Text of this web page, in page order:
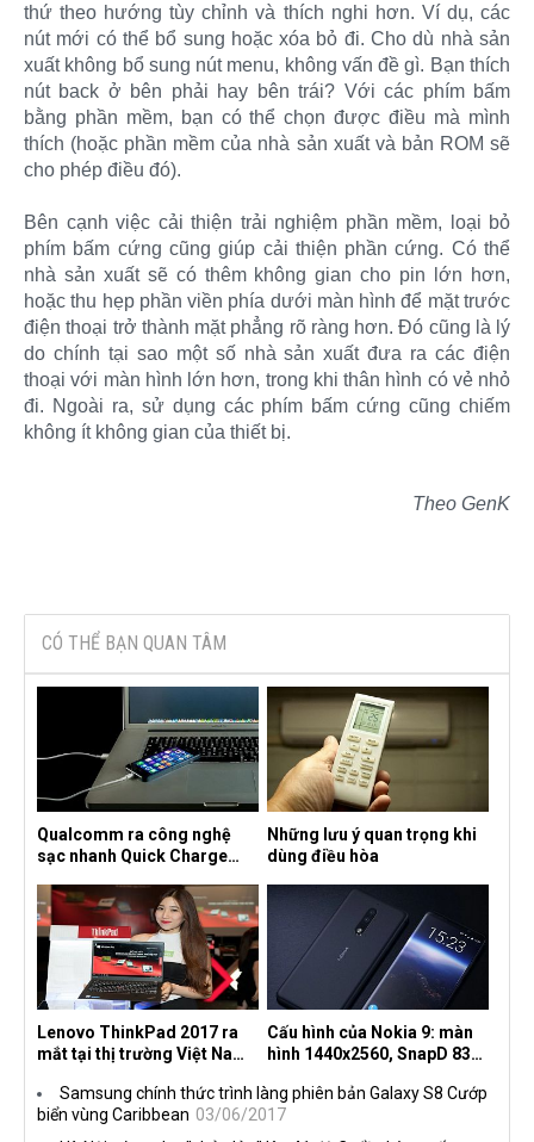
thứ theo hướng tùy chỉnh và thích nghi hơn. Ví dụ, các
nút mới có thể bổ sung hoặc xóa bỏ đi. Cho dù nhà sản
xuất không bổ sung nút menu, không vấn đề gì. Bạn thích
nút back ở bên phải hay bên trái? Với các phím bấm
bằng phần mềm, bạn có thể chọn được điều mà mình
thích (hoặc phần mềm của nhà sản xuất và bản ROM sẽ
cho phép điều đó).
Bên cạnh việc cải thiện trải nghiệm phần mềm, loại bỏ
phím bấm cứng cũng giúp cải thiện phần cứng. Có thể
nhà sản xuất sẽ có thêm không gian cho pin lớn hơn,
hoặc thu hẹp phần viền phía dưới màn hình để mặt trước
điện thoại trở thành mặt phẳng rõ ràng hơn. Đó cũng là lý
do chính tại sao một số nhà sản xuất đưa ra các điện
thoại với màn hình lớn hơn, trong khi thân hình có vẻ nhỏ
đi. Ngoài ra, sử dụng các phím bấm cứng cũng chiếm
không ít không gian của thiết bị.
Theo GenK
CÓ THỂ BẠN QUAN TÂM
Qualcomm ra công nghệ
sạc nhanh Quick Charge
Những lưu ý quan trọng khi
dùng điều hòa
Lenovo ThinkPad 2017 ra
mắt tại thị trường Việt Nam,
Cấu hình của Nokia 9: màn
hình 1440x2560, SnapD 835,
Samsung chính thức trình làng phiên bản Galaxy S8 Cướp
biển vùng Caribbean 03/06/2017